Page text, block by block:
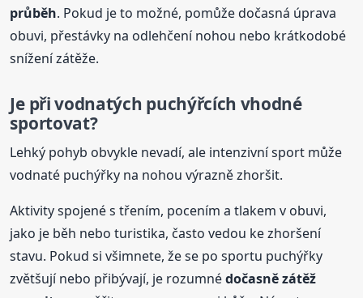
průběh. Pokud je to možné, pomůže dočasná úprava
obuvi, přestávky na odlehčení nohou nebo krátkodobé
snížení zátěže.
Je při vodnatých puchýřcích vhodné
sportovat?
Lehký pohyb obvykle nevadí, ale intenzivní sport může
vodnaté puchýřky na nohou výrazně zhoršit.
Aktivity spojené s třením, pocením a tlakem v obuvi,
jako je běh nebo turistika, často vedou ke zhoršení
stavu. Pokud si všimnete, že se po sportu puchýřky
zvětšují nebo přibývají, je rozumnédočasně zátěž